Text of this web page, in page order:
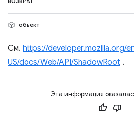
ВОЗВРАТ
объект
См. https://developer.mozilla.org/
US/docs/Web/API/ShadowRoot .
Эта информация